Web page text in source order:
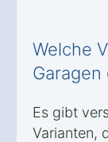
Welche
Garagen
Es gibt
Varianten,